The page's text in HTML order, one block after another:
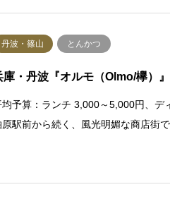
丹波・篠山 とんかつ
庫・丹波『オルモ（Olmo/欅）
均予算：ランチ 3,000～5,000円、
原駅前から続く、風光明媚な商店街